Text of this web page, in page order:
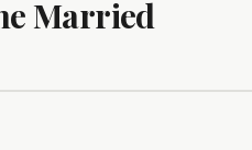
Married